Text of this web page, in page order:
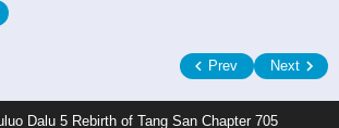
Prev Next
Dalu 5 Rebirth of Tang San Chapter 705